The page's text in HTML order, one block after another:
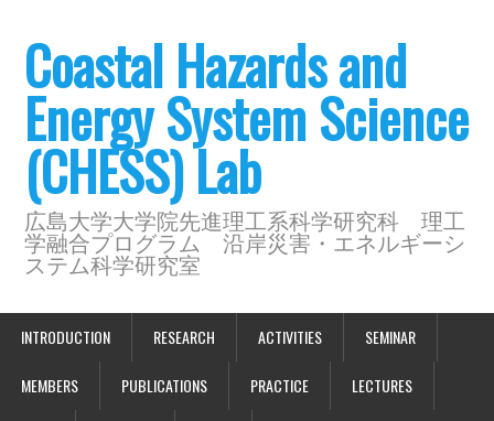
Coastal Hazards and
Energy System Science
(CHESS) Lab
広島大学大学院先進理工系科学研究科 理工
学融合プログラム 沿岸災害・エネルギーシ
ステム科学研究室
INTRODUCTION RESEARCH ACTIVITIES SEMINAR
MEMBERS PUBLICATIONS PRACTICE LECTURES